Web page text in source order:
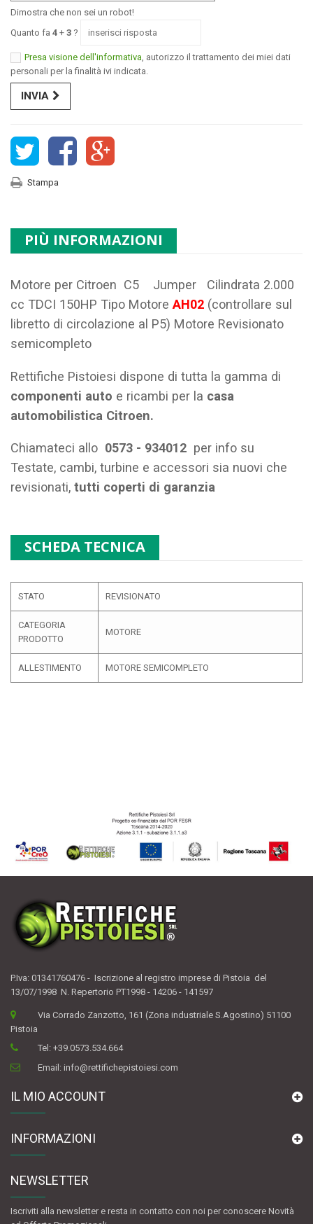
Dimostra che non sei un robot!
Quanto fa 4 + 3 ?
Presa visione dell'informativa , autorizzo il trattamento dei miei dati
personali per la finalità ivi indicata.
INVIA
Stampa
PIÙ INFORMAZIONI
Motore per Citroen C5 Jumper Cilindrata 2.000
cc TDCI 150HP Tipo MotoreAH02 (controllare sul
libretto di circolazione al P5) Motore Revisionato
semicompleto
Rettifiche Pistoiesi dispone di tutta la gamma di
componenti auto e ricambi per la casa
automobilistica Citroen.
Chiamateci allo 0573 - 934012 per info su
Testate, cambi, turbine e accessori sia nuovi che
revisionati, tutti coperti di garanzia
SCHEDA TECNICA
STATO REVISIONATO
CATEGORIA
PRODOTTO
MOTORE
ALLESTIMENTO MOTORE SEMICOMPLETO
P.Iva: 01341760476 - Iscrizione al registro imprese di Pistoia del
13/07/1998 N. Repertorio PT1998 - 14206 - 141597
Via Corrado Zanzotto, 161 (Zona industriale S.Agostino) 51100
Pistoia
Tel:+39.0573.534.664
Email:info@rettifichepistoiesi.com
IL MIO ACCOUNT
INFORMAZIONI
NEWSLETTER
Iscriviti alla newsletter e resta in contatto con noi per conoscere Novità